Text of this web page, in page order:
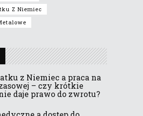
Z Niemiec
z Niemiec a praca na
– czy krótkie
daje prawo do zwrotu?